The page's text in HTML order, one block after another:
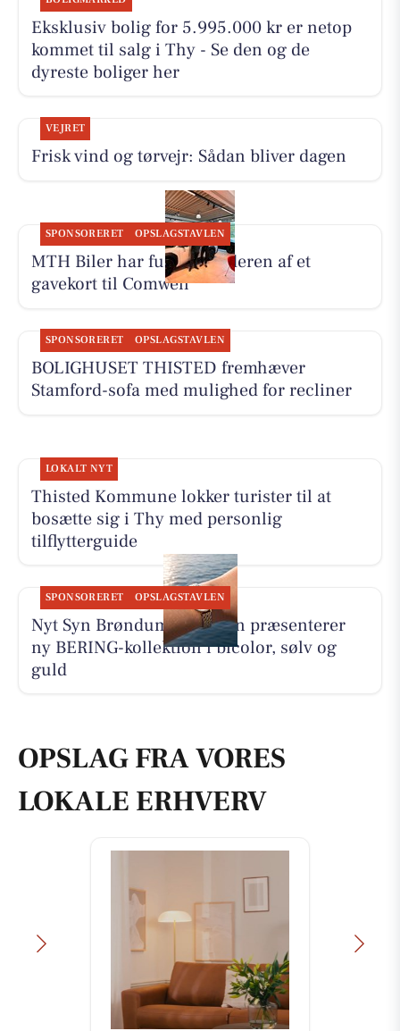
Eksklusiv bolig for 5.995.000 kr er netop
kommet til salg i Thy - Se den og de
dyreste boliger her
VEJRET
Frisk vind og tørvejr: Sådan bliver dagen
SPONSORERET OPSLAGSTAVLEN
MTH Biler har fundet vinderen af et
gavekort til Comwell
SPONSORERET OPSLAGSTAVLEN
BOLIGHUSET THISTED fremhæver
Stamford-sofa med mulighed for recliner
LOKALT NYT
Thisted Kommune lokker turister til at
bosætte sig i Thy med personlig
tilflytterguide
SPONSORERET OPSLAGSTAVLEN
Nyt Syn Brøndum Jeppesen præsenterer
ny BERING-kollektion i bicolor, sølv og
guld
OPSLAG FRA VORES
LOKALE ERHVERV